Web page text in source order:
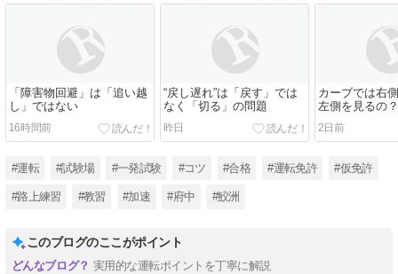
「障害物回避」は「追い越
し」ではない
16時間前
“戻し遅れ”は「戻す」では
なく「切る」の問題
昨日
カーブでは右
左側を見るの？
2日前
#運転 #試験場 #一発試験 #コツ #合格 #運転免許 #仮免許
#路上練習 #教習 #加速 #府中 #鮫洲
このブログのここがポイント
実用的な運転ポイントを丁寧に解説